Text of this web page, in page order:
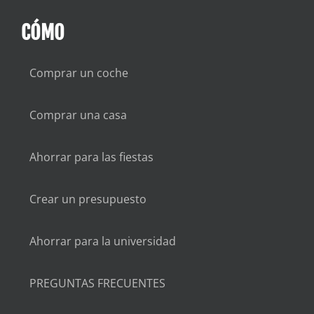
CÓMO
Comprar un coche
Comprar una casa
Ahorrar para las fiestas
Crear un presupuesto
Ahorrar para la universidad
PREGUNTAS FRECUENTES